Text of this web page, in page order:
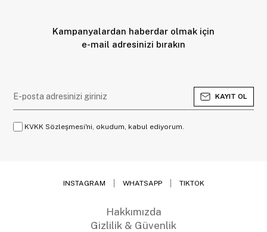
Kampanyalardan haberdar olmak için
e-mail adresinizi bırakın
KAYIT OL
KVKK Sözleşmesi'ni, okudum, kabul ediyorum.
INSTAGRAM WHATSAPP TIKTOK
Hakkımızda
Gizlilik & Güvenlik